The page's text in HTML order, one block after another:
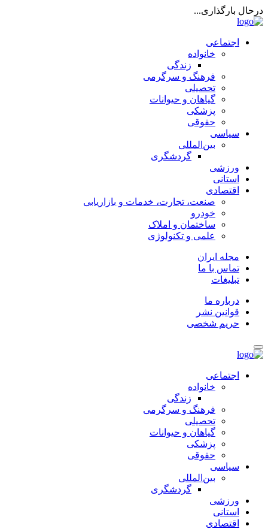
درحال بارگذاری...
اجتماعی
خانواده
زندگی
فرهنگ و سرگرمی
تحصیلی
گیاهان و حیوانات
پزشکی
حقوقی
سیاسی
بین‌المللی
گردشگری
ورزشی
استانی
اقتصادی
صنعت، تجارت، خدمات و بازاریابی
خودرو
ساختمان و املاک
علمی و تکنولوژی
مجله ایران
تماس با ما
تبلیغات
درباره ما
قوانین نشر
حریم شخصی
اجتماعی
خانواده
زندگی
فرهنگ و سرگرمی
تحصیلی
گیاهان و حیوانات
پزشکی
حقوقی
سیاسی
بین‌المللی
گردشگری
ورزشی
استانی
اقتصادی